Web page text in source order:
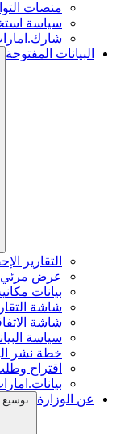
منصات
سياسة
البيانات المفتوحة
التقارير
عرض مرئي
بيانات
شاشة
شاشة
سياسة
خطة نشر
اقتراح
عن الوزارة
توسيع